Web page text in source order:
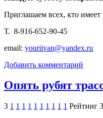
Приглашаем всех, кто имеет
Т. 8-916-652-90-45
email: youriivan@yandex.ru
Добавить комментарий
Опять рубят
3 1 1 1 1 1 1 1 1 1 1 Рейтинг